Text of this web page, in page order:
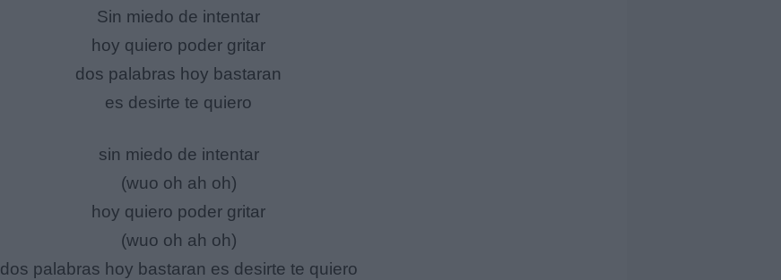
Sin miedo de intentar
hoy quiero poder gritar
dos palabras hoy bastaran
es desirte te quiero
sin miedo de intentar
(wuo oh ah oh)
hoy quiero poder gritar
(wuo oh ah oh)
dos palabras hoy bastaran es desirte te quiero